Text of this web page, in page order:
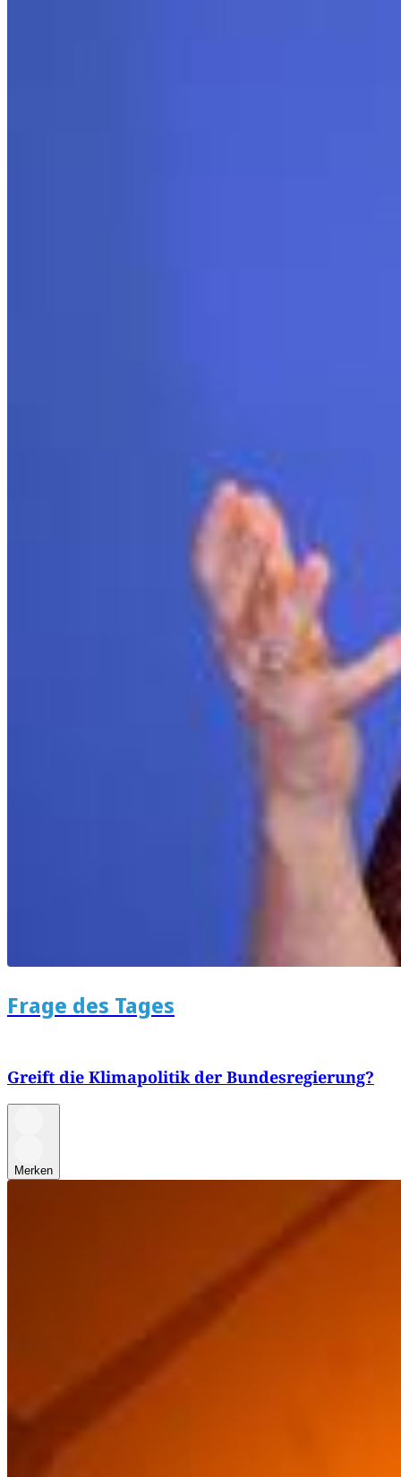
Frage des Tages
Greift die Klimapolitik der Bundesregierung?
Merken